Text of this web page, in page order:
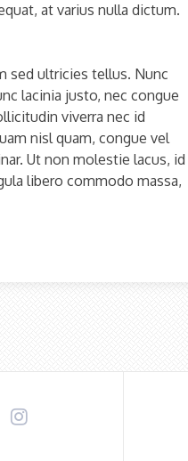
at varius nulla dictum.
sed ultricies tellus. Nunc
lacinia justo, nec congue
viverra nec id
nisl quam, congue vel
Ut non molestie lacus, id
libero commodo massa,